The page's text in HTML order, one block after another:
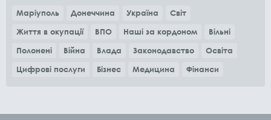
Маріуполь Донеччина Україна
Світ
Життя в окупації
ВПО Наші за кордоном
Вільні
Полонені
Війна Влада Законодавство
Освіта
Цифрові послуги
Бізнес Медицина Фінанси